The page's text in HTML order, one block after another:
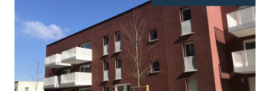
voir le bien